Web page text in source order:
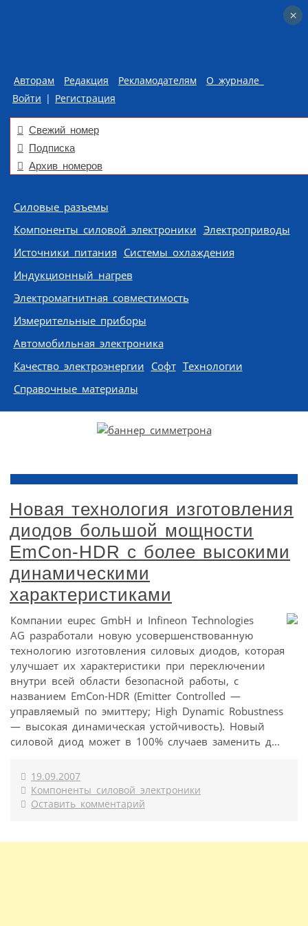
Авторам Редакция Рекламодателям
О журнале
Войти | Регистрация
Свежий номер
Подписка
Архив номеров
Skip to content
Силовые разъемы
Компоненты силовой электроники Электроприводы
Источники питания Системы охлаждения
Индукционный нагрев
Электромагнитная совместимость
Измерительные приборы
Автомобильная электроника
Качество электроэнергии Софт Технологии
Справочные материалы
Новая технология изготовления
диодов большой мощности
EmCon-HDR с более высокими
динамическими
характеристиками
Компании eupec GmbH и Infineon Technologies
AG разработали новую усовершенствованную
технологию изготовления силовых диодов, которая
улучшает их характеристики при переключении
внутри всей области безопасной работы, с
названием EmCon-HDR (Emitter Controlled —
управляемый по эмиттеру; High Dynamic Robustness
— высокая динамическая устойчивость). Новый
силовой диод может в 100% случаев заменить д...
19.09.2007
Компоненты силовой электроники
Оставить комментарий
×
×